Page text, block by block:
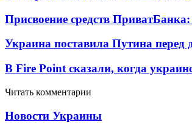
Присвоение средств
Украина поставила Путина
В Fire Point сказали, когда
Читать комментарии
Новости Украины